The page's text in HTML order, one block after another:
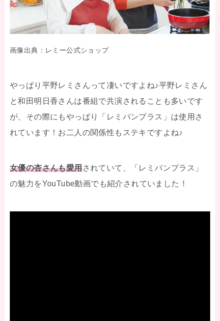
画像出典：レミー公式ショップ
やっぱり平野レミさんって凄いですよね♪平野レミさん
と和田明日香さんは番組で共演されることも多いです
が、その際にもやっぱり「レミパンプラス」は使用さ
れています！お二人の関係性もステキですよね♪
女優の杏さんも愛用されていて、「レミパンプラス」
の魅力をYouTube動画でも紹介されていました！